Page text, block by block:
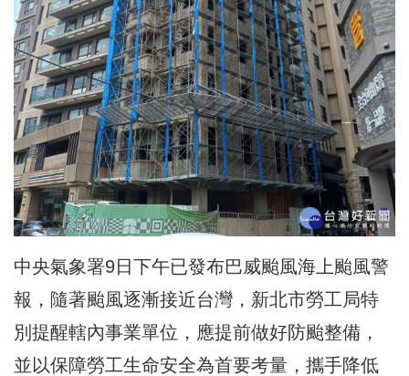
中央氣象署9日下午已發布巴威颱風海上颱風警
報，隨著颱風逐漸接近台灣，新北市勞工局特
別提醒轄內事業單位，應提前做好防颱整備，
並以保障勞工生命安全為首要考量，攜手降低